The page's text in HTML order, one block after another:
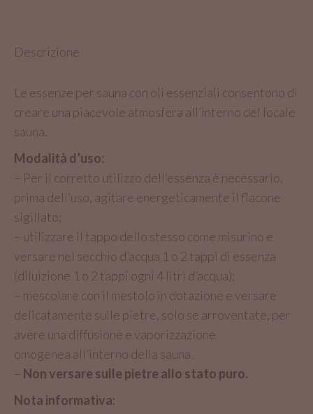
Descrizione
Le essenze per sauna con oli essenziali consentono di
creare una piacevole atmosfera all’interno del locale
sauna.
Modalità d’uso:
– Per il corretto utilizzo dell’essenza è necessario,
prima dell’uso, agitare energeticamente il flacone
sigillato;
– utilizzare il tappo dello stesso come misurino e
versare nel secchio d’acqua 1 o 2 tappi di essenza
(diluizione 1 o 2 tappi ogni 4 litri d’acqua);
– mescolare con il mestolo in dotazione e versare
delicatamente sulle pietre, solo se arroventate, per
avere una diffusione e vaporizzazione
omogenea all’interno della sauna.
– Non versare sulle pietre allo stato puro.
Nota informativa: